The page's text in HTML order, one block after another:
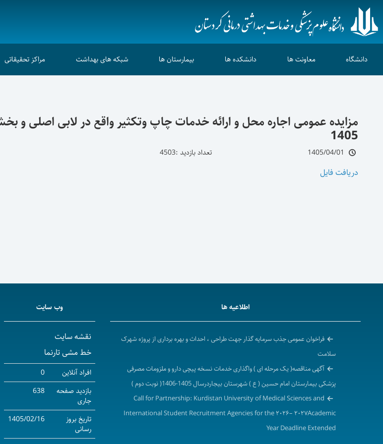
دانشگاه معاونت ها دانشکده ها بیمارستان ها شبکه های بهداشت مراکز تحقیقاتی
مزایده عمومی اجاره محل و ارائه خدمات چاپ وتکثیر واقع در لابی اصلی و
1405
تعداد بازدید :4503
دریافت فایل
اطلاعیه ها
فراخوان عمومی جذب سرمایه گذار جهت طراحی ، احداث و بهره برداری از پروژه شهرک
سلامت
آگهی مناقصه( یک مرحله ای ) واگذاری خدمات نسخه پیچی دارو و ملزومات مصرفی
پزشکی بیمارستان امام حسین ( ع ) شهرستان بیجاردرسال 1405-1406( نوبت دوم )
Call for Partnership: Kurdistan University of Medical Sciences and
International Student Recruitment Agencies for the ۲۰۲۶– ۲۰۲۷Academic
Year Deadline Extended
وب سایت
نقشه سایت
خط مشی تارنما
افراد آنلاین
0
بازدید صفحه
جاری
638
تاریخ بروز
رسانی
1405/02/16